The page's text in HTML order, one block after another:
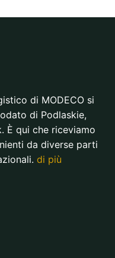
di MODECO si
di Podlaskie,
È qui che riceviamo
da diverse parti
di più